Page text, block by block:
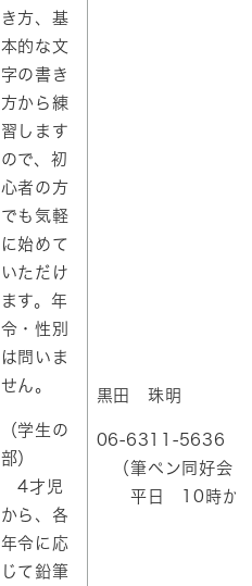
き方、基
本的な文
字の書き
方から練
習します
ので、初
心者の方
でも気軽
に始めて
いただけ
ます。年
令・性別
は問いま
せん。
（学生の
部）
4才児
から、各
年令に応
じて鉛筆
黒田 珠明
06-6311-5636
（筆ペン同好会
平日 10時から